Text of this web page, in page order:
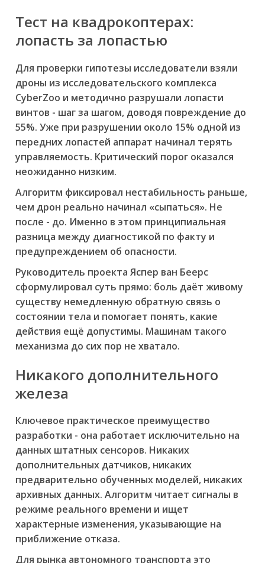
Тест на квадрокоптерах:
лопасть за лопастью
Для проверки гипотезы исследователи взяли
дроны из исследовательского комплекса
CyberZoo и методично разрушали лопасти
винтов - шаг за шагом, доводя повреждение до
55%. Уже при разрушении около 15% одной из
передних лопастей аппарат начинал терять
управляемость. Критический порог оказался
неожиданно низким.
Алгоритм фиксировал нестабильность раньше,
чем дрон реально начинал «сыпаться». Не
после - до. Именно в этом принципиальная
разница между диагностикой по факту и
предупреждением об опасности.
Руководитель проекта Яспер ван Беерс
сформулировал суть прямо: боль даёт живому
существу немедленную обратную связь о
состоянии тела и помогает понять, какие
действия ещё допустимы. Машинам такого
механизма до сих пор не хватало.
Никакого дополнительного
железа
Ключевое практическое преимущество
разработки - она работает исключительно на
данных штатных сенсоров. Никаких
дополнительных датчиков, никаких
предварительно обученных моделей, никаких
архивных данных. Алгоритм читает сигналы в
режиме реального времени и ищет
характерные изменения, указывающие на
приближение отказа.
Для рынка автономного транспорта это